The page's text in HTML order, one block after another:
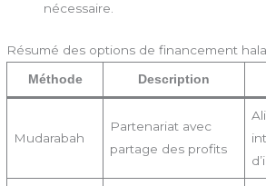
nécessaire.
Résumé des options de financement
Méthode Description
Mudarabah
Partenariat avec
partage des profits